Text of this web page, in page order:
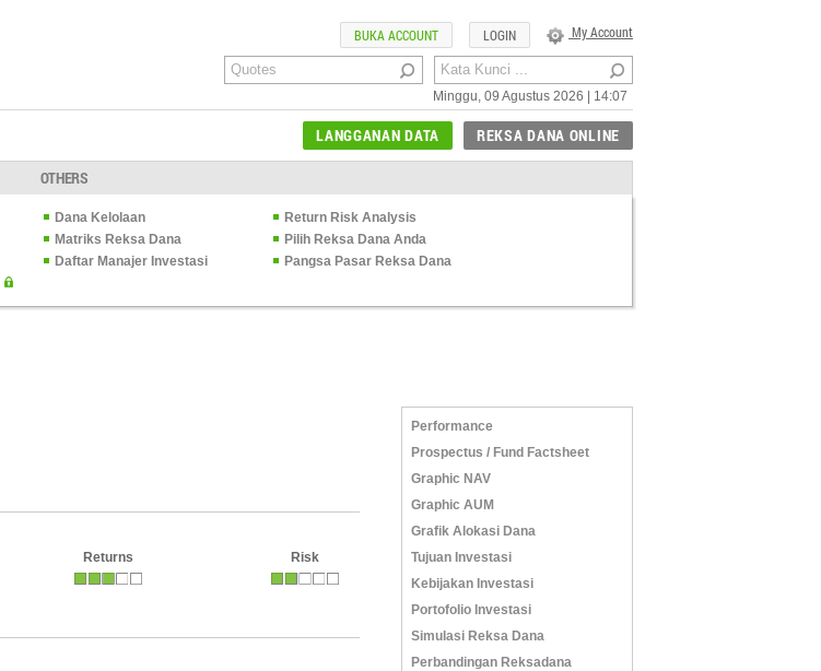
Minggu, 09 Agustus 2026 | 14:07
My Account
LOGIN
BUKA ACCOUNT
REKSA DANA ONLINE
LANGGANAN DATA
OTHERS
Dana Kelolaan
Return Risk Analysis
Matriks Reksa Dana
Pilih Reksa Dana Anda
Daftar Manajer Investasi
Pangsa Pasar Reksa Dana
Returns Risk
Performance
Prospectus / Fund Factsheet
Graphic NAV
Graphic AUM
Grafik Alokasi Dana
Tujuan Investasi
Kebijakan Investasi
Portofolio Investasi
Simulasi Reksa Dana
Perbandingan Reksadana